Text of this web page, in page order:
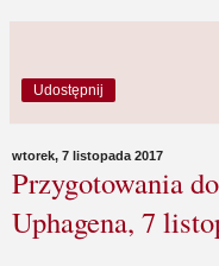
Udostępnij
wtorek, 7 listopada 2017
Przygotowania
Uphagena, 7